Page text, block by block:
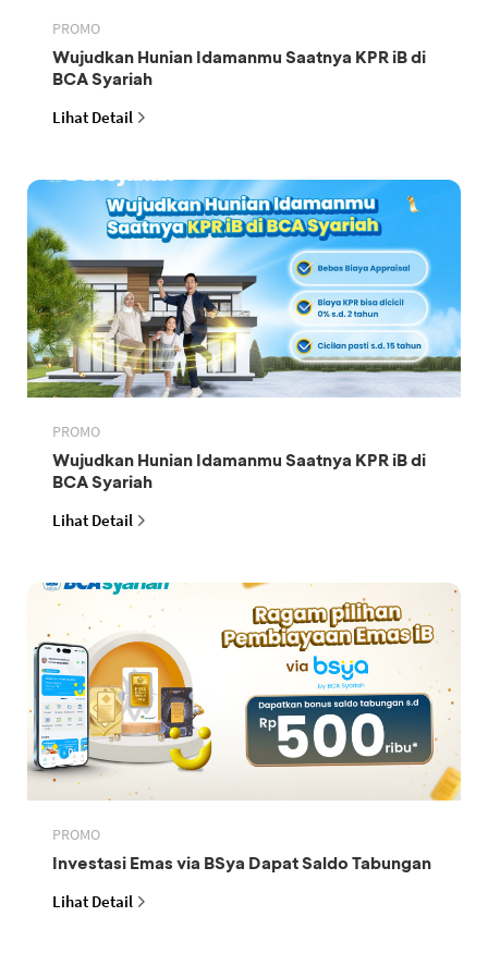
PROMO
Wujudkan Hunian Idamanmu Saatnya KPR iB di
BCA Syariah
Lihat Detail
PROMO
Wujudkan Hunian Idamanmu Saatnya KPR iB di
BCA Syariah
Lihat Detail
PROMO
Investasi Emas via BSya Dapat Saldo Tabungan
Lihat Detail